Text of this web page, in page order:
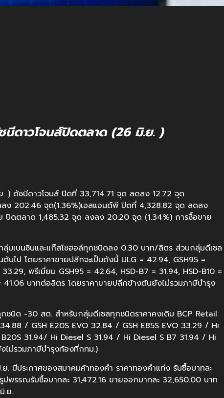
ดาวโจนส์ปิดตลาด (26 มิ.ย. )
) ดัชนีดาวโจนส์ ปิดที่ 33,714.71 จุด ลดลง 12.72 จุด
202.46 จุด(1.36%)เอสแอนด์พี ปิดที่ 4,328.82 จุด ลดลง
ปิดตลาด 1,485.32 จุด ลงลง 20.20 จุด (1.34%) การซื้อขาย
มเบนซินและแก๊สโซฮอล์ทุกชนิดลง 0.30 บาท/ลิตร ส่วนกลุ่มดีเซล
ไป โดยราคาขายปลีกจะเป็นดังนี้ ULG = 42.94, GSH95 =
พรีเมี่ยม GSH95 = 42.64, HSD-B7 = 31.94, HSD-B10 =
41.06 บาทต่อลิตร โดยราคาขายปลีกข้างต้นยังไม่รวมภาษีบำรุง
ชนิด -30 สต. สำหรับกลุ่มดีเซลทุกชนิดราคาคงเดิม BCP Retail
/ GSH E20S EVO 32.84 / GSH E85S EVO 33.29 / Hi
31.94/ Hi Diesel S 31.94 / Hi Diesel S B7 31.94 / Hi
ไม่รวมภาษีบำรุงท้องที่กทม.)
มีประกาศของสมาคมค้าทองคำ ราคาทองคำแท่ง รับซื้อบาทละ
รรณรับซื้อบาทละ 31,472.16 ขายออกบาทละ 32,650.00 บาท
.ย.